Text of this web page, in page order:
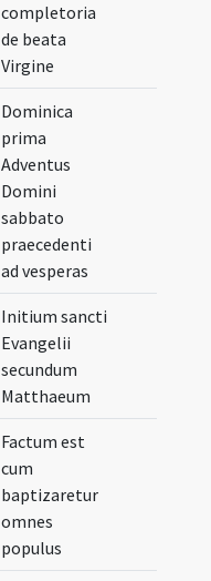
completoria
de beata
Virgine
Dominica
prima
Adventus
Domini
sabbato
praecedenti
ad vesperas
Initium sancti
Evangelii
secundum
Matthaeum
Factum est
cum
baptizaretur
omnes
populus